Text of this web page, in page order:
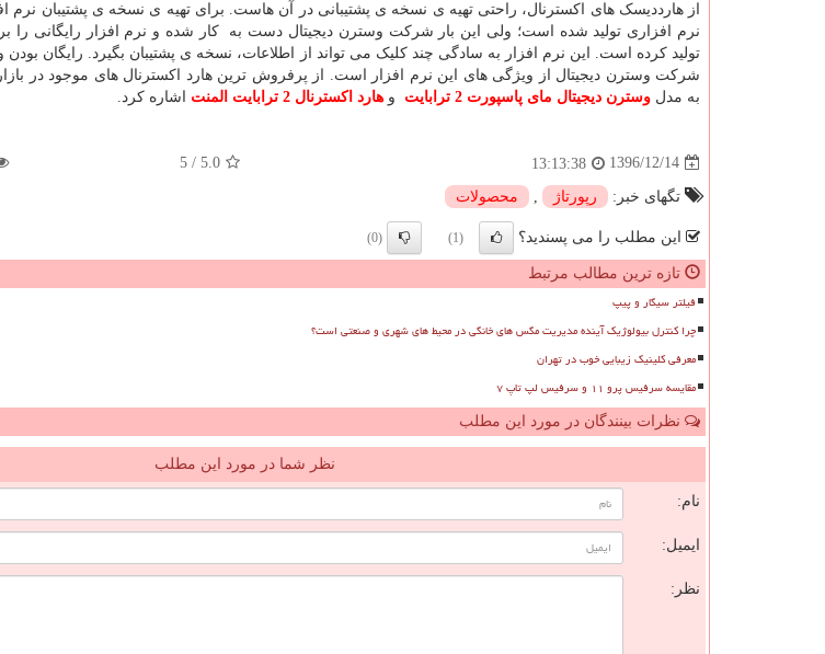
از هارددیسک های اکسترنال، راحتی تهیه ی نسخه ی پشتیبانی در آن هاست. برای تهیه ی نسخه ی پشتیبان
نرم افزاری تولید شده است؛ ولی این بار شرکت وسترن دیجیتال دست به کار شده و نرم افزار رایگانی را
تولید کرده است. این نرم افزار به سادگی چند کلیک می تواند از اطلاعات، نسخه ی پشتیبان بگیرد. رایگان بودن
شرکت وسترن دیجیتال از ویژگی های این نرم افزار است. از پرفروش ترین هارد اکسترنال های موجود در
به مدل وسترن دیجیتال مای پاسپورت 2 ترابایت و هارد اکسترنال 2 ترابایت المنت اشاره کرد.
1396/12/14
13:13:38
5.0
/
5
تگهای خبر: رپورتاژ محصولات
این مطلب را می پسندید؟ (1)
(0)
تازه ترین مطالب مرتبط
فیلتر سیگار و پیپ
چرا کنترل بیولوژیک آینده مدیریت مگس های خانگی در محیط های شهری و صنعتی است؟
معرفی کلینیک زیبایی خوب در تهران
مقایسه سرفیس پرو ۱۱ و سرفیس لپ تاپ ۷
نظرات بینندگان در مورد این مطلب
نظر شما در مورد این مطلب
نام:
ایمیل:
نظر: